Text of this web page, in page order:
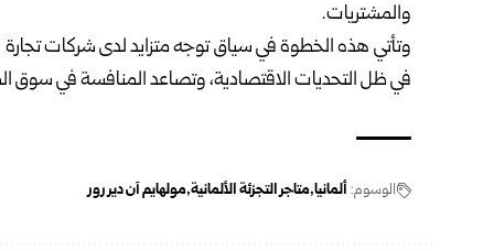
والمشتريات.
وتأتي هذه الخطوة في سياق توجه متزايد لدى شركات تجارة
في ظل التحديات الاقتصادية، وتصاعد المنافسة في سوق
الوسوم: ألمانيا متاجر التجزئة الألمانية مولهايم آن دير رور